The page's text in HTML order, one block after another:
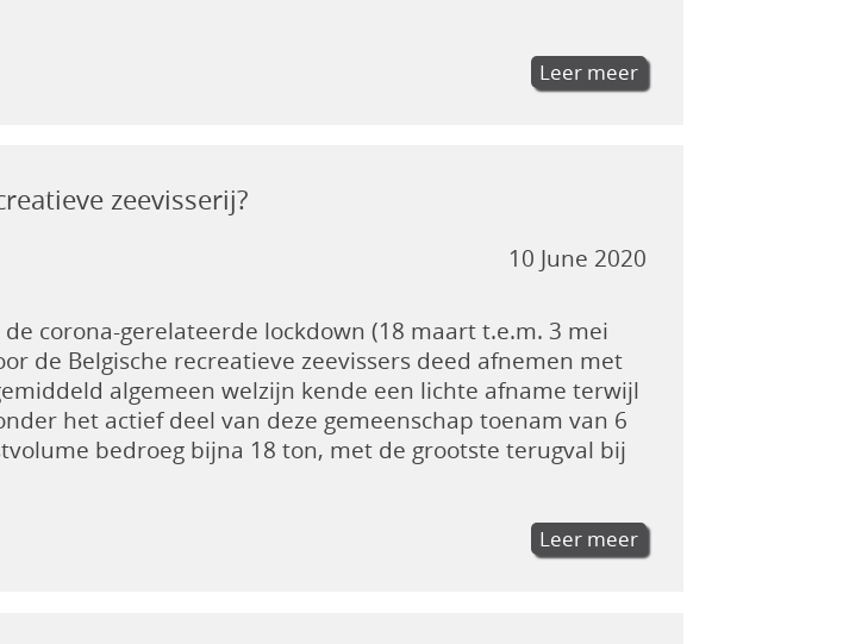
Leer meer
zeevisserij?
10 June 2020
corona-gerelateerde lockdown (18 maart t.e.m. 3 mei
de Belgische recreatieve zeevissers deed afnemen met
algemeen welzijn kende een lichte afname terwijl
het actief deel van deze gemeenschap toenam van 6
bedroeg bijna 18 ton, met de grootste terugval bij
Leer meer